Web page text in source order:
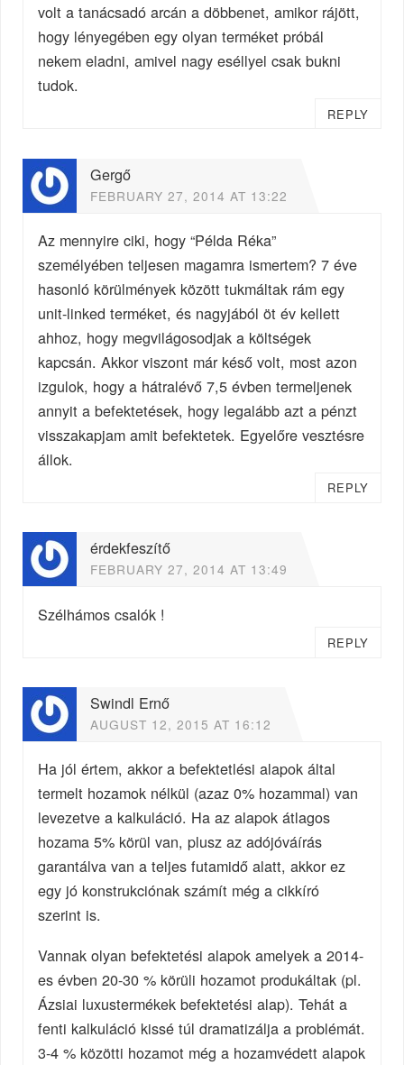
volt a tanácsadó arcán a döbbenet, amikor rájött,
hogy lényegében egy olyan terméket próbál
nekem eladni, amivel nagy eséllyel csak bukni
tudok.
REPLY
Gergő
FEBRUARY 27, 2014 AT 13:22
Az mennyire ciki, hogy “Példa Réka”
személyében teljesen magamra ismertem? 7 éve
hasonló körülmények között tukmáltak rám egy
unit-linked terméket, és nagyjából öt év kellett
ahhoz, hogy megvilágosodjak a költségek
kapcsán. Akkor viszont már késő volt, most azon
izgulok, hogy a hátralévő 7,5 évben termeljenek
annyit a befektetések, hogy legalább azt a pénzt
visszakapjam amit befektetek. Egyelőre vesztésre
állok.
REPLY
érdekfeszítő
FEBRUARY 27, 2014 AT 13:49
Szélhámos csalók !
REPLY
Swindl Ernő
AUGUST 12, 2015 AT 16:12
Ha jól értem, akkor a befektetlési alapok által
termelt hozamok nélkül (azaz 0% hozammal) van
levezetve a kalkuláció. Ha az alapok átlagos
hozama 5% körül van, plusz az adójóváírás
garantálva van a teljes futamidő alatt, akkor ez
egy jó konstrukciónak számít még a cikkíró
szerint is.
Vannak olyan befektetési alapok amelyek a 2014-
es évben 20-30 % körüli hozamot produkáltak (pl.
Ázsiai luxustermékek befektetési alap). Tehát a
fenti kalkuláció kissé túl dramatizálja a problémát.
3-4 % közötti hozamot még a hozamvédett alapok